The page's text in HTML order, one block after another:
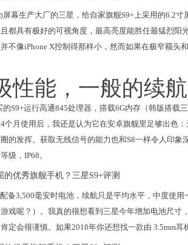
屏幕生产大厂的三星，给自家旗舰S9+上采用的6.2
都具有极好的可视角度，最高亮度能胜任最猛烈
不像iPhone X控制得那样小，然而如果在极窄额
性能，一般的续
的S9+运行高通845处理器，搭载6G内存（韩版搭载
个月使用后，我还是认为它在安卓旗舰里足够出色
的发挥。获取无线信号的能力也和S8一样令人印
级，IP68。
备3,500毫安时电池，续航只是平均水平，中度使
戏呢？）。我真的很想看到三星今年增加电池尺寸
定会很谨慎。如果2018年你还想找一款由 3.5mm